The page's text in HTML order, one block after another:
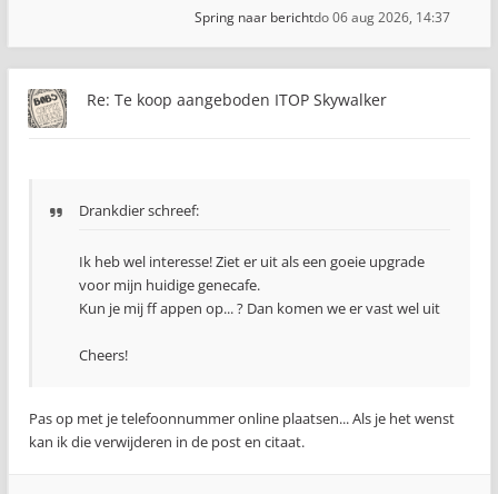
do 06 aug 2026, 14:37
Spring naar bericht
Re: Te koop aangeboden ITOP Skywalker
Drankdier schreef:
Ik heb wel interesse! Ziet er uit als een goeie upgrade
voor mijn huidige genecafe.
Kun je mij ff appen op... ? Dan komen we er vast wel uit
Cheers!
Pas op met je telefoonnummer online plaatsen... Als je het wenst
kan ik die verwijderen in de post en citaat.